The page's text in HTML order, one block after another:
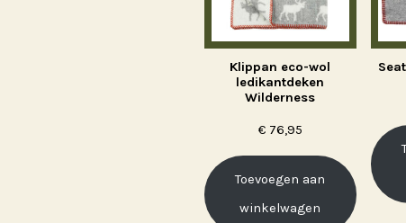
Klippan eco-wol
ledikantdeken
Wilderness
€76,95
Toevoegen aan
winkelwagen